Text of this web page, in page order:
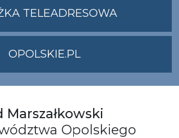
TELEADRESOWA
OPOLSKIE.PL
Marszałkowski
Opolskiego